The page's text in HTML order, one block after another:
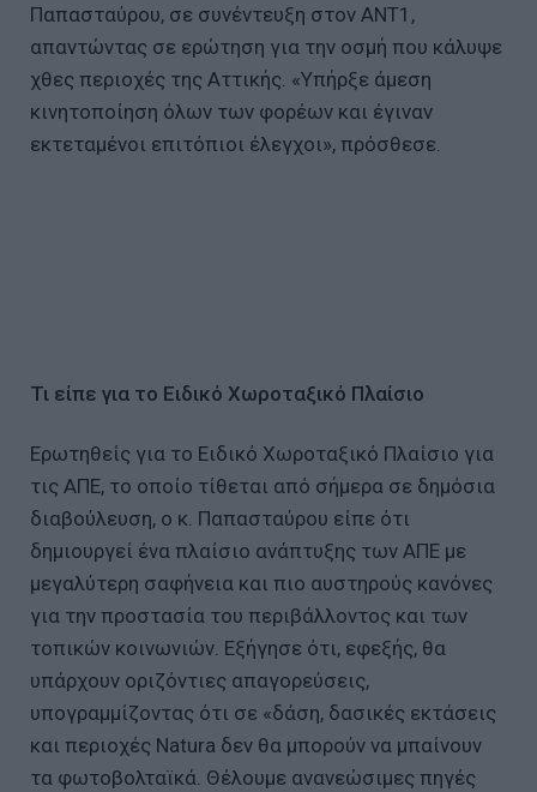
Παπασταύρου, σε συνέντευξη στον AΝΤ1,
απαντώντας σε ερώτηση για την οσμή που κάλυψε
χθες περιοχές της Αττικής. «Υπήρξε άμεση
κινητοποίηση όλων των φορέων και έγιναν
εκτεταμένοι επιτόπιοι έλεγχοι», πρόσθεσε.
Τι είπε για το Ειδικό Χωροταξικό Πλαίσιο
Ερωτηθείς για το Ειδικό Χωροταξικό Πλαίσιο για
τις ΑΠΕ, το οποίο τίθεται από σήμερα σε δημόσια
διαβούλευση, ο κ. Παπασταύρου είπε ότι
δημιουργεί ένα πλαίσιο ανάπτυξης των ΑΠΕ με
μεγαλύτερη σαφήνεια και πιο αυστηρούς κανόνες
για την προστασία του περιβάλλοντος και των
τοπικών κοινωνιών. Εξήγησε ότι, εφεξής, θα
υπάρχουν οριζόντιες απαγορεύσεις,
υπογραμμίζοντας ότι σε «δάση, δασικές εκτάσεις
και περιοχές Natura δεν θα μπορούν να μπαίνουν
τα φωτοβολταϊκά. Θέλουμε ανανεώσιμες πηγές